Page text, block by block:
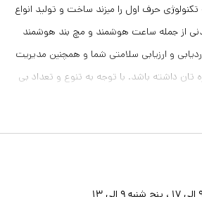
حرف اول را میزند ساخت و تولید انواع
از جمله ساعت هوشمند و مچ بند هوشمند
و ارزیابی سلامتی شما و همچنین مدیریت
تان داشته باشد. با توجه به تنوع و تعداد بی
که روز به روز به طرفداران آن هم
جواب این سوال در ادامه این مقاله همراه